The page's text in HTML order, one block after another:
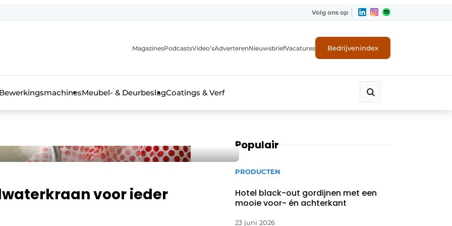
Volg ons op
MagazinesPodcastsVideo’sAdverterenNieuwsbriefVacatures Bedrijvenindex
BewerkingsmachinesMeubel- & DeurbeslagCoatings & Verf
voor ieder
Populair
PRODUCTEN
Hotel black-out gordijnen met een
mooie voor- én achterkant
23 juni 2026